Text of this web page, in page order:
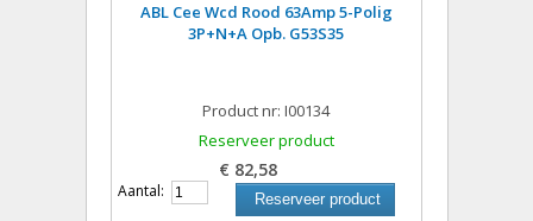
ABL Cee Wcd Rood 63Amp 5-Polig
3P+N+A Opb. G53S35
Product nr: I00134
Reserveer product
€ 82,58
Aantal: Reserveer product